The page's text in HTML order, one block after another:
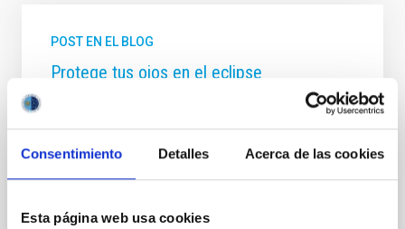
Consentimiento Detalles Acerca de las cookies
Esta página web usa cookies
POST EN EL BLOG
Protege tus ojos en el eclipse
Pero también puede ser una fuente de graves
problemas si no se toman las adecuadas
cuenta: El peligro de mirar al Sol Observar el Sol